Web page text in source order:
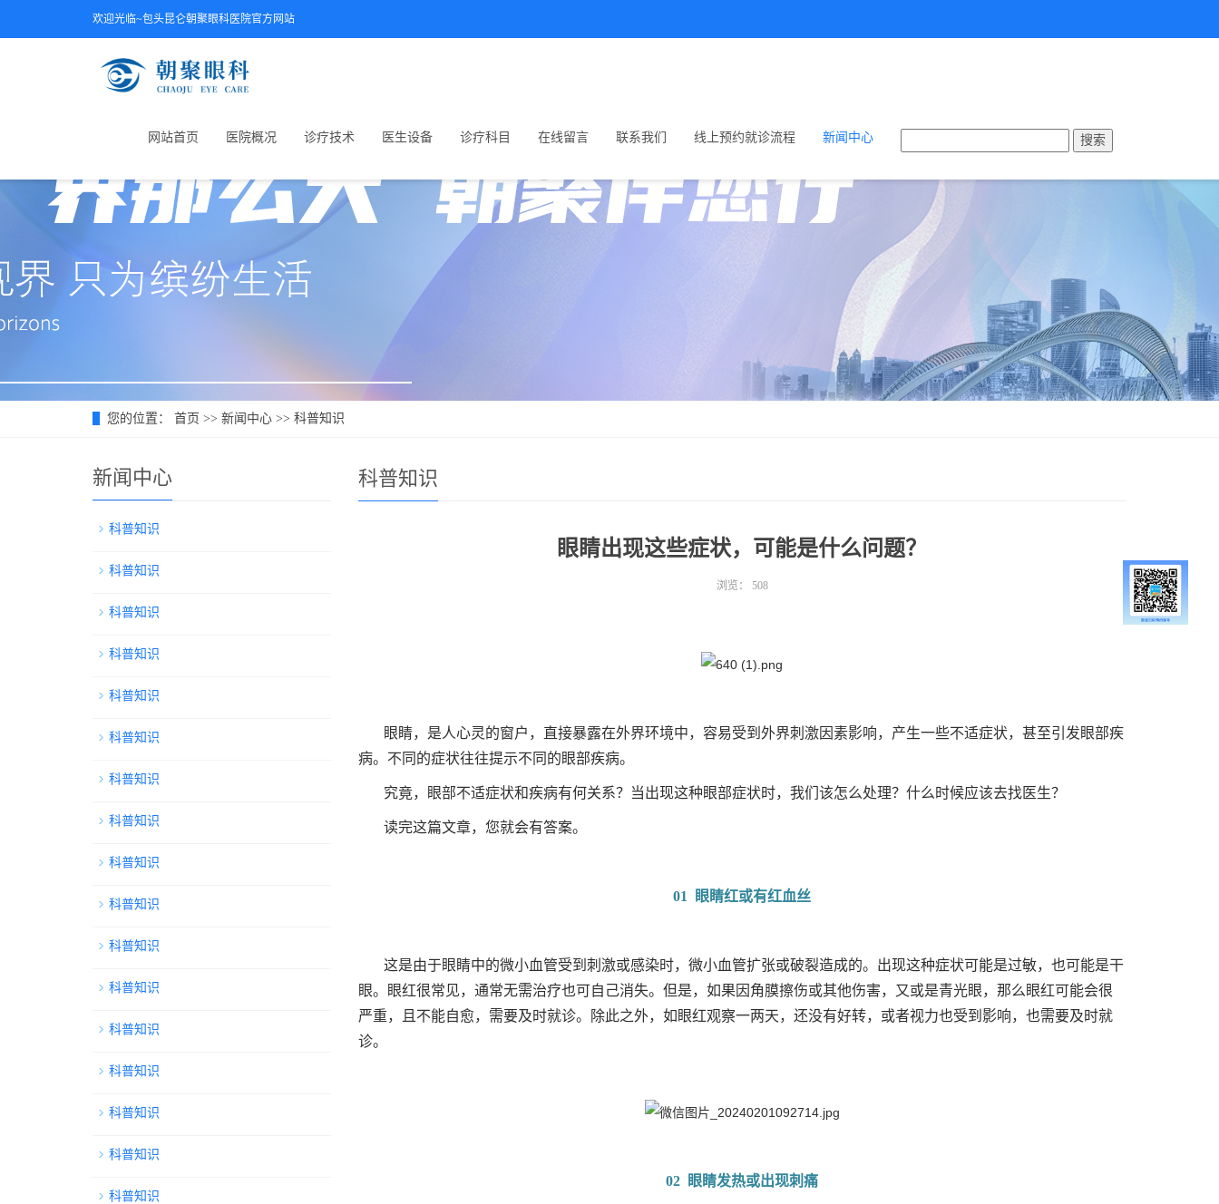
欢迎光临~包头昆仑朝聚眼科医院官方网站
网站首页 医院概况 诊疗技术 医生设备 诊疗科目 在线留言 联系我们 线上预约就诊流程 新闻中心 搜索
您的位置： 首页 >> 新闻中心 >> 科普知识
科普知识
眼睛出现这些症状，可能是什么问题？
浏览： 508
眼睛，是人心灵的窗户，直接暴露在外界环境中，容易受到外界刺激因素影响，产生一些不适症状，甚至引发眼部疾
病。不同的症状往往提示不同的眼部疾病。
究竟，眼部不适症状和疾病有何关系？ 当出现这种眼部症状时，我们该怎么处理？什么时候应该去找医生？
读完这篇文章，您就会有答案。
01 眼睛红或有红血丝
这是由于眼睛中的微小血管受到刺激或感染时，微小血管扩张或破裂造成的。出现这种症状可能是过敏，也可能是干
眼。眼红很常见，通常无需治疗也可自己消失。但是，如果因角膜擦伤或其他伤害，又或是青光眼，那么眼红可能会很
严重，且不能自愈，需要及时就诊。除此之外，如眼红观察一两天，还没有好转，或者视力也受到影响，也需要及时就
诊。
02 眼睛发热或出现刺痛
新闻中心
科普知识
科普知识
科普知识
科普知识
科普知识
科普知识
科普知识
科普知识
科普知识
科普知识
科普知识
科普知识
科普知识
科普知识
科普知识
科普知识
科普知识